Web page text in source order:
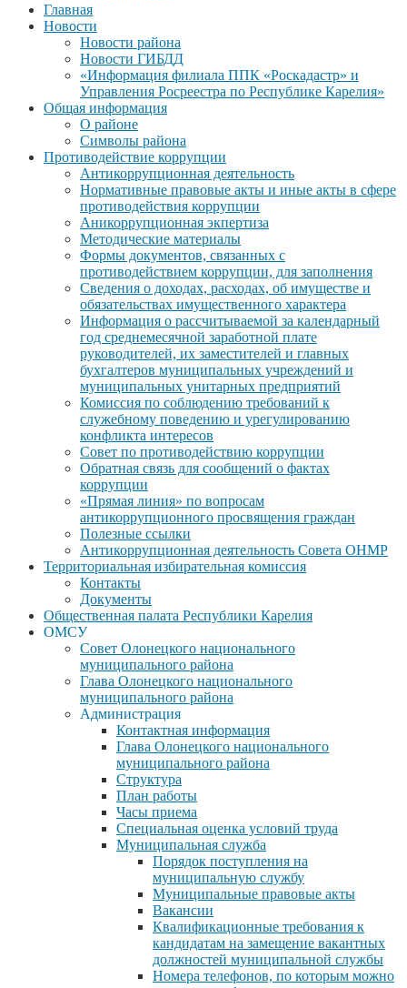
Главная
Новости
Новости района
Новости ГИБДД
«Информация филиала ППК «Роскадастр» и
Управления Росреестра по Республике Карелия»
Общая информация
О районе
Символы района
Противодействие коррупции
Антикоррупционная деятельность
Нормативные правовые акты и иные акты в сфере
противодействия коррупции
Аникоррупционная экпертиза
Методические материалы
Формы документов, связанных с
противодействием коррупции, для заполнения
Сведения о доходах, расходах, об имуществе и
обязательствах имущественного характера
Информация о рассчитываемой за календарный
год среднемесячной заработной плате
руководителей, их заместителей и главных
бухгалтеров муниципальных учреждений и
муниципальных унитарных предприятий
Комиссия по соблюдению требований к
служебному поведению и урегулированию
конфликта интересов
Совет по противодействию коррупции
Обратная связь для сообщений о фактах
коррупции
«Прямая линия» по вопросам
антикоррупционного просвящения граждан
Полезные ссылки
Антикоррупционная деятельность Совета ОНМР
Территориальная избирательная комиссия
Контакты
Документы
Общественная палата Республики Карелия
ОМСУ
Совет Олонецкого национального
муниципального района
Глава Олонецкого национального
муниципального района
Администрация
Контактная информация
Глава Олонецкого национального
муниципального района
Структура
План работы
Часы приема
Специальная оценка условий труда
Муниципальная служба
Порядок поступления на
муниципальную службу
Муниципальные правовые акты
Вакансии
Квалификационные требования к
кандидатам на замещение вакантных
должностей муниципальной службы
Номера телефонов, по которым можно